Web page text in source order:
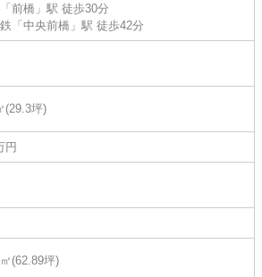
「 前橋 」駅 徒歩30分
「 中央前橋 」駅 徒歩42分
(29.3坪)
円
(62.89坪)